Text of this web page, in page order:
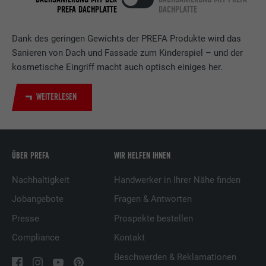
Dank des geringen Gewichts der PREFA Produkte wird das
Sanieren von Dach und Fassade zum Kinderspiel – und der
kosmetische Eingriff macht auch optisch einiges her.
WEITERLESEN
PREFA DACHPLATTE
DACHPLATTE
ÜBER PREFA
Nachhaltigkeit
Jobangebote
Presse
Compliance
WIR HELFEN IHNEN
Handwerker in Ihrer Nähe finden
Fragen & Antworten
Prospekte bestellen
Kontakt
Beschwerden & Reklamationen
Zweck
Verwendet vom Social-Networking-Dienst
Verwendung von eingebetteten
Dienstleistungen.
Name
Zweck
Wird verwendet, um Besucher auf
relevante Werbung basierend auf den
Präferenzen des Besuchers zu